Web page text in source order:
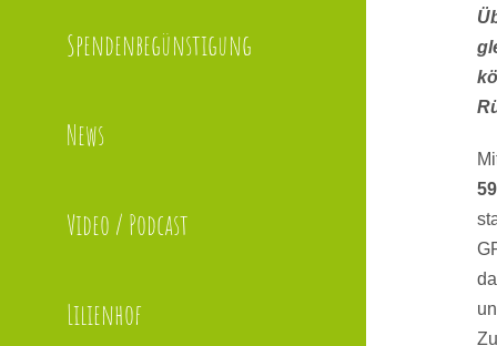
Spendenbegünstigung
News
Video / Podcast
Lilienhof